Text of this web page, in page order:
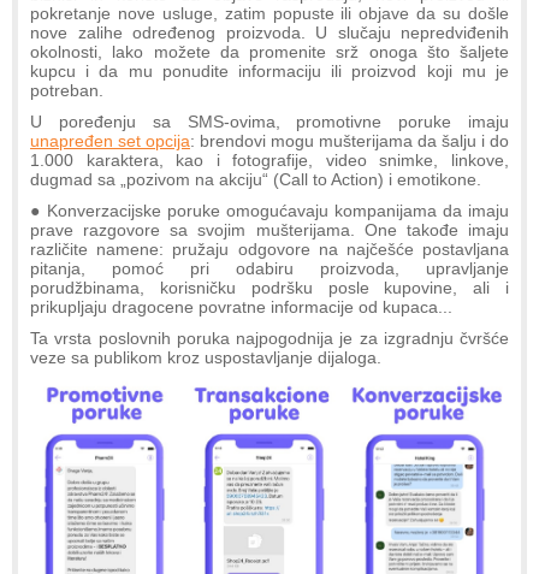
pokretanje nove usluge, zatim popuste ili objave da su došle
nove zalihe određenog proizvoda. U slučaju nepredviđenih
okolnosti, lako možete da promenite srž onoga što šaljete
kupcu i da mu ponudite informaciju ili proizvod koji mu je
potreban.
U poređenju sa SMS-ovima, promotivne poruke imaju
unapređen set opcija: brendovi mogu mušterijama da šalju i do
1.000 karaktera, kao i fotografije, video snimke, linkove,
dugmad sa „pozivom na akciju“ (Call to Action) i emotikone.
● Konverzacijske poruke omogućavaju kompanijama da imaju
prave razgovore sa svojim mušterijama. One takođe imaju
različite namene: pružaju odgovore na najčešće postavljana
pitanja, pomoć pri odabiru proizvoda, upravljanje
porudžbinama, korisničku podršku posle kupovine, ali i
prikupljaju dragocene povratne informacije od kupaca...
Ta vrsta poslovnih poruka najpogodnija je za izgradnju čvršće
veze sa publikom kroz uspostavljanje dijaloga.